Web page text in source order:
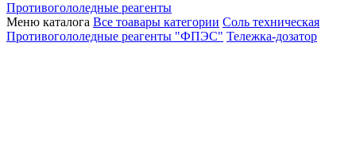
Противогололедные реагенты
Меню каталога Все тоавары категории Соль техническая
Противогололедные реагенты "ФПЭС" Тележка-дозатор